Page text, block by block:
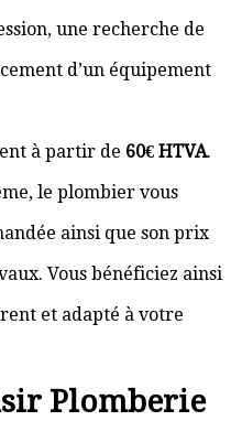
une recherche de
d’un équipement
à partir de 60€ HTVA.
le plombier vous
ainsi que son prix
Vous bénéficiez ainsi
et adapté à votre
Plomberie